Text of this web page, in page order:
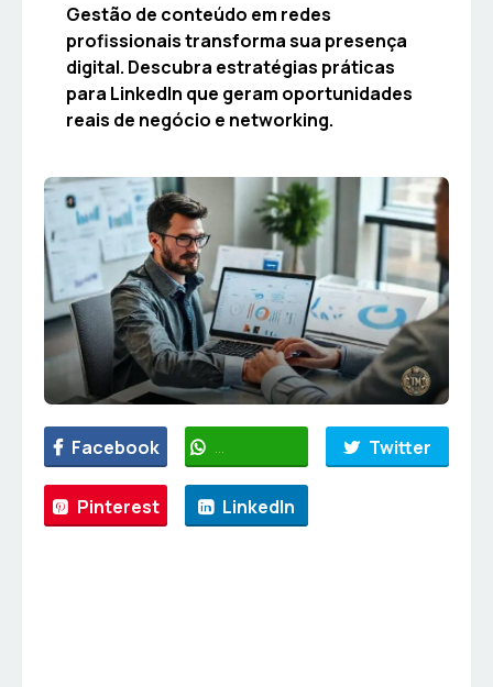
Gestão de conteúdo em redes
profissionais transforma sua presença
digital. Descubra estratégias práticas
para LinkedIn que geram oportunidades
reais de negócio e networking.
Facebook WhatsApp Twitter
Pinterest LinkedIn